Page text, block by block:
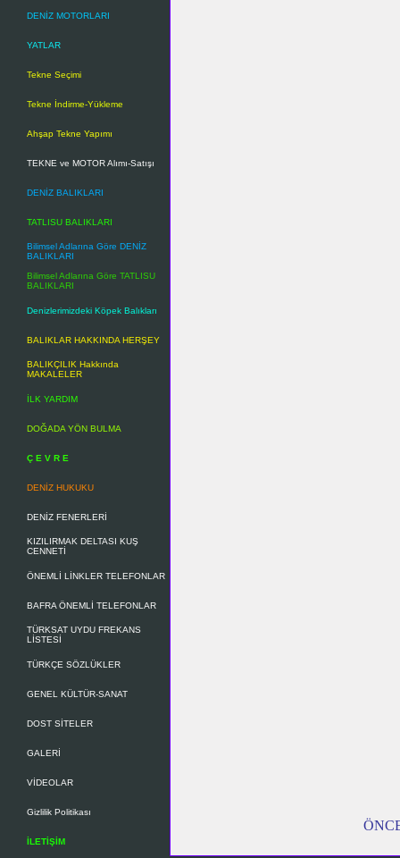
DENİZ MOTORLARI
YATLAR
Tekne Seçimi
Tekne İndirme-Yükleme
Ahşap Tekne Yapımı
TEKNE ve MOTOR Alımı-Satışı
DENİZ BALIKLARI
TATLISU BALIKLARI
Bilimsel Adlarına Göre DENİZ
BALIKLARI
Bilimsel Adlarına Göre TATLISU
BALIKLARI
Denizlerimizdeki Köpek Balıkları
BALIKLAR HAKKINDA HERŞEY
BALIKÇILIK Hakkında
MAKALELER
İLK YARDIM
DOĞADA YÖN BULMA
Ç E V R E
DENİZ HUKUKU
DENİZ FENERLERİ
KIZILIRMAK DELTASI KUŞ
CENNETİ
ÖNEMLİ LİNKLER TELEFONLAR
BAFRA ÖNEMLİ TELEFONLAR
TÜRKSAT UYDU FREKANS
LİSTESİ
TÜRKÇE SÖZLÜKLER
GENEL KÜLTÜR-SANAT
DOST SİTELER
GALERİ
VİDEOLAR
Gizlilik Politikası
İLETİŞİM